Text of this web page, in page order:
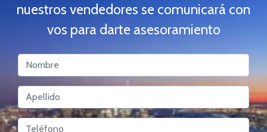
nuestros vendedores se comunicará con
vos para darte asesoramiento